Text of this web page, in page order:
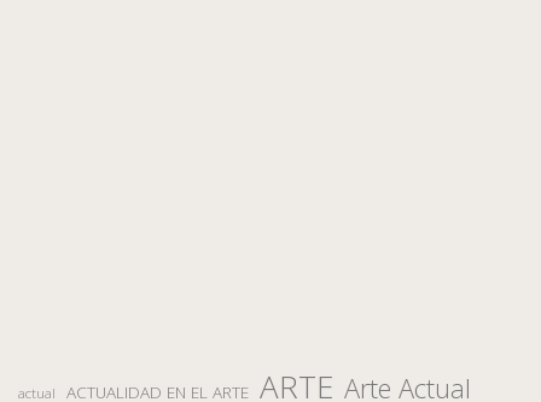
actual ACTUALIDAD EN EL ARTE ARTE Arte Actual